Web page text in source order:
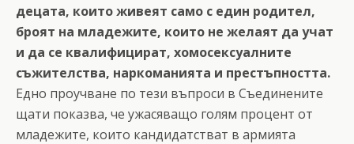
децата, които живеят само с един родител,
броят на младежите, които не желаят да учат
и да се квалифицират, хомосексуалните
съжителства, наркоманията и престъпността.
Едно проучване по тези въпроси в Съединените
щати показва, че ужасяващо голям процент от
младежите, които кандидатстват в армията